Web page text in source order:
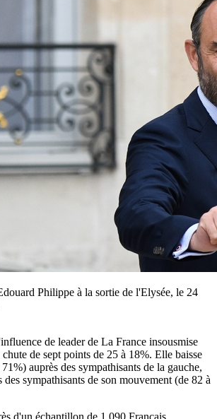
Philippe à la sortie de l'Elysée, le 24
de leader de La France insousmise
de sept points de 25 à 18%. Elle baisse
auprès des sympathisants de la gauche,
des sympathisants de son mouvement (de 82 à
d'un échantillon de 1.090 Français